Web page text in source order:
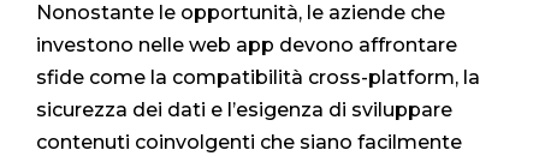
Nonostante le opportunità, le aziende che
investono nelle web app devono affrontare
sfide come la compatibilità cross-platform, la
sicurezza dei dati e l’esigenza di sviluppare
contenuti coinvolgenti che siano facilmente